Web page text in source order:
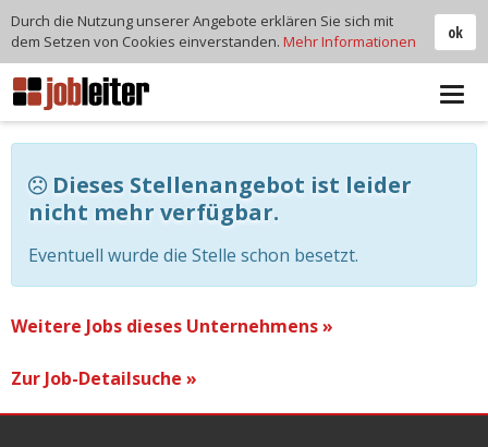
Dieses Stellenangebot ist leider
nicht mehr verfügbar.
Eventuell wurde die Stelle schon besetzt.
Weitere Jobs dieses Unternehmens »
Zur Job-Detailsuche »
ok
Durch die Nutzung unserer Angebote erklären Sie sich mit
dem Setzen von Cookies einverstanden. Mehr Informationen